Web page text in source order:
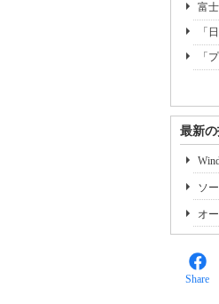
富
「
「
最新
ソ
オ
Share